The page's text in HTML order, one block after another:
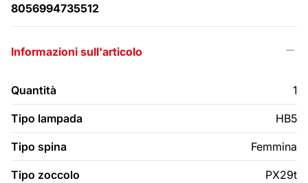
8056994735512
Informazioni sull'articolo
Quantità 1
Tipo lampada HB5
Tipo spina Femmina
Tipo zoccolo PX29t